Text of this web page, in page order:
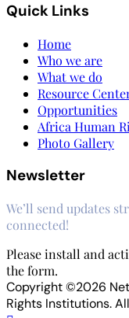
Quick Links
Home
Who we are
What we do
Resource
Opportunities
Africa Human
Photo Gallery
Newsletter
We’ll send updates
connected!
Please install and
the form.
Copyright ©2026
Rights Institutions.